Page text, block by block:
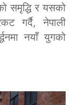
समृद्धि र यसको
गर्दै, नेपाली
नयाँ युगको